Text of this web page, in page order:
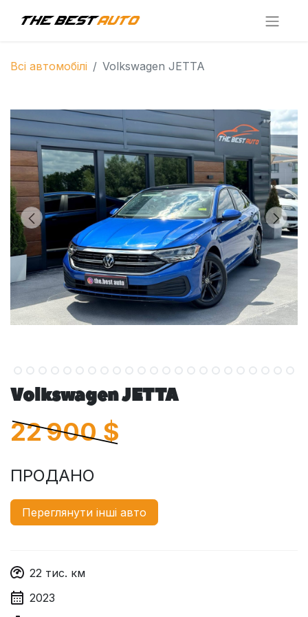
Всі автомобілі Volkswagen JETTA
Volkswagen JETTA
22 900$
ПРОДАНО
Переглянути інші авто
22 тис. км
2023